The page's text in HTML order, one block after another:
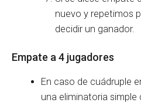
nuevo y repetimos
decidir un ganador.
Empate a 4 jugadores
En caso de cuádruple
una eliminatoria simple